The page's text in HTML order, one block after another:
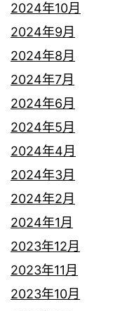
2024年10月
2024年9月
2024年8月
2024年7月
2024年6月
2024年5月
2024年4月
2024年3月
2024年2月
2024年1月
2023年12月
2023年11月
2023年10月